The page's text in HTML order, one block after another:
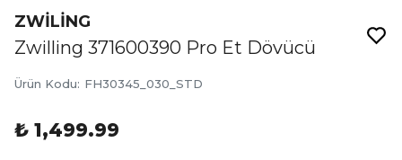
ZWİLİNG
Zwilling 371600390 Pro Et Dövücü
Ürün Kodu: FH30345_030_STD
₺ 1,499.99